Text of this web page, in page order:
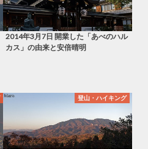
2014年3月7日 開業した「あべのハル
カス」の由来と安倍晴明
登山・ハイキング